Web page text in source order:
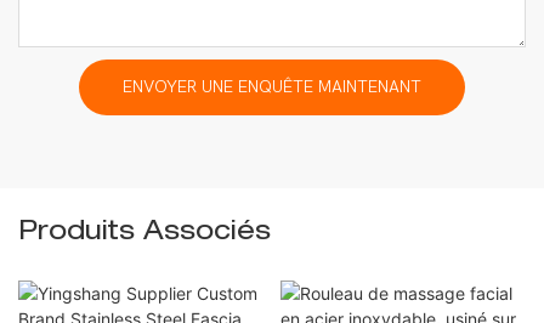
ENVOYER UNE ENQUÊTE MAINTENANT
Produits Associés